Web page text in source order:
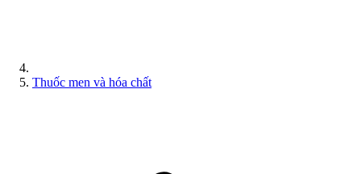
Thuốc men và hóa chất